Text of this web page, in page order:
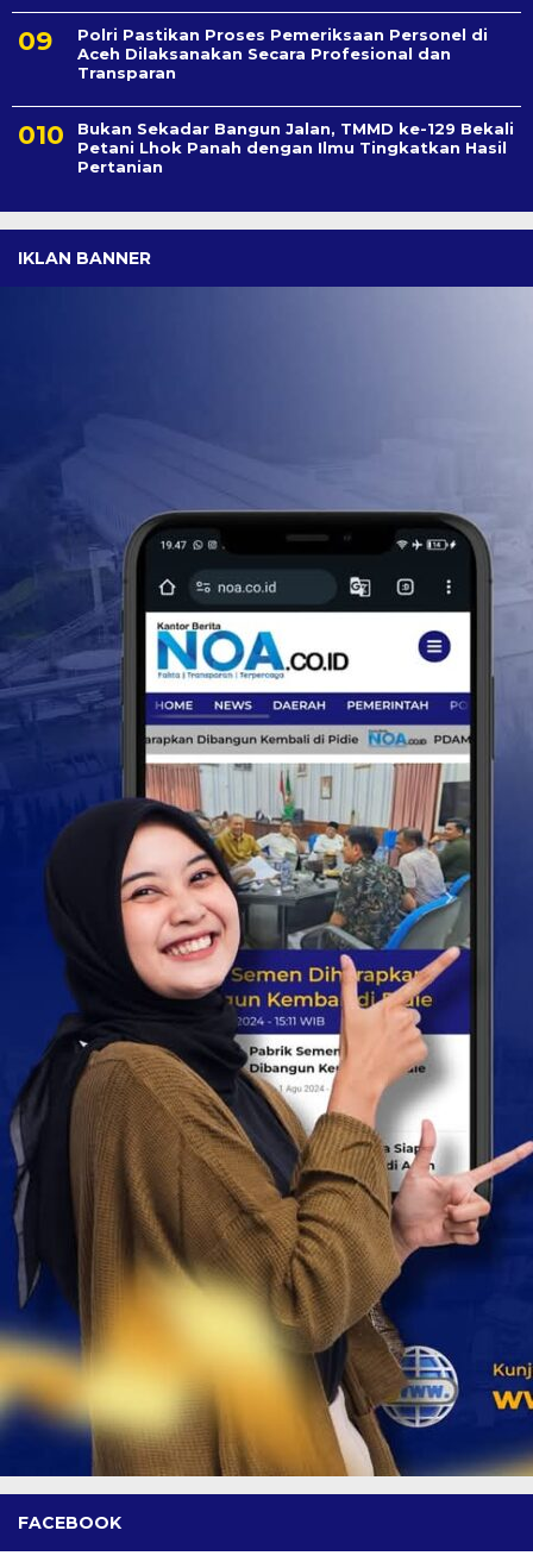
Polri Pastikan Proses Pemeriksaan Personel di
Aceh Dilaksanakan Secara Profesional dan
Transparan
Bukan Sekadar Bangun Jalan, TMMD ke-129 Bekali
Petani Lhok Panah dengan Ilmu Tingkatkan Hasil
Pertanian
IKLAN BANNER
FACEBOOK